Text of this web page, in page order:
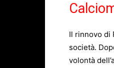
Il rinnovo di
società.
volontà